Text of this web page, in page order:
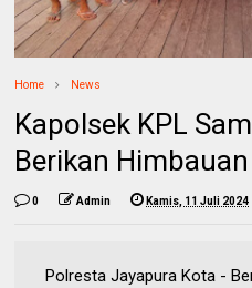
Home News
Kapolsek KPL
Berikan
0 Admin Kamis, 11 Juli 2024
Polresta Jayapura Kota -